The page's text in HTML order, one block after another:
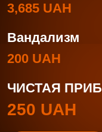
3,685 UAH
Вандализм
200 UAH
ЧИСТАЯ
250 UAH